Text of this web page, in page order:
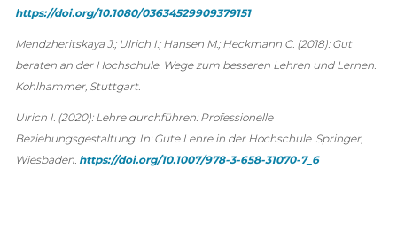
https://doi.org/10.1080/03634529909379151
Mendzheritskaya J.; Ulrich I.; Hansen M.; Heckmann C. (2018): Gut
beraten an der Hochschule. Wege zum besseren Lehren und Lernen.
Kohlhammer, Stuttgart.
Ulrich I. (2020): Lehre durchführen: Professionelle
Beziehungsgestaltung. In: Gute Lehre in der Hochschule. Springer,
Wiesbaden. https://doi.org/10.1007/978-3-658-31070-7_6